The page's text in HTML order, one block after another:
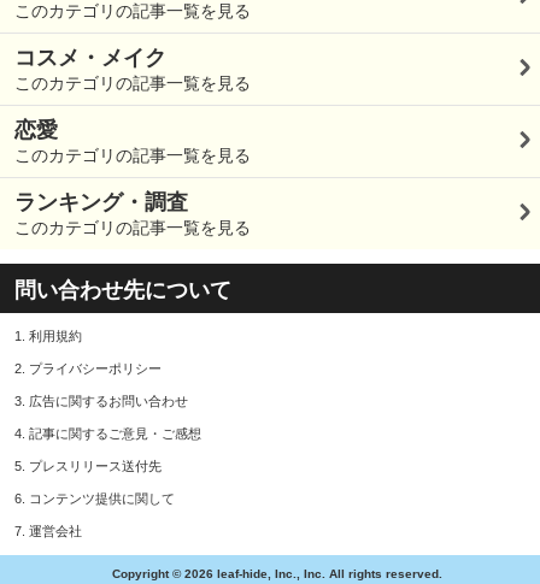
このカテゴリの記事一覧を見る
コスメ・メイク
このカテゴリの記事一覧を見る
恋愛
このカテゴリの記事一覧を見る
ランキング・調査
このカテゴリの記事一覧を見る
問い合わせ先について
1. 利用規約
2. プライバシーポリシー
3. 広告に関するお問い合わせ
4. 記事に関するご意見・ご感想
5. プレスリリース送付先
6. コンテンツ提供に関して
7. 運営会社
Copyright © 2026 leaf-hide, Inc., Inc. All rights reserved.